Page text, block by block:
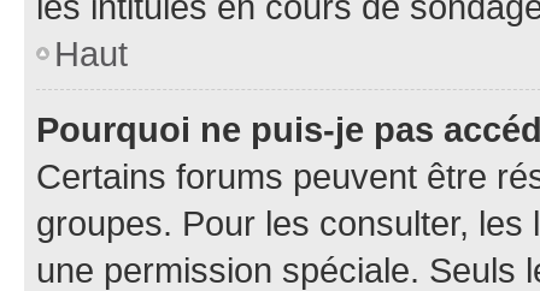
Haut
Pourquoi ne puis-je pas
Certains forums peuvent être
groupes. Pour les consulter,
une permission spéciale. Seuls